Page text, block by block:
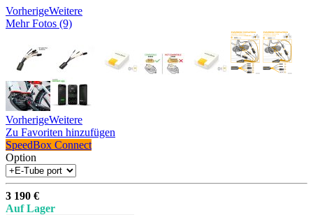
VorherigeWeitere
Mehr Fotos (9)
VorherigeWeitere
Zu Favoriten hinzufügen
SpeedBox Connect
Option
3 190 €
Auf Lager